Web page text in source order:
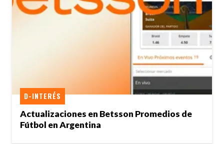
Actualizaciones en Betsson Promedios de
Fútbol en Argentina
D-INTERÉS